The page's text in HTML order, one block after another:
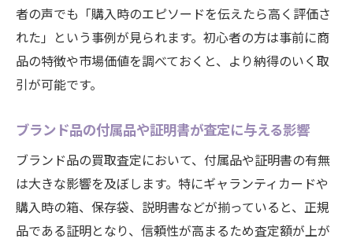
者の声でも「購入時のエピソードを伝えたら高く評価さ
れた」という事例が見られます。初心者の方は事前に商
品の特徴や市場価値を調べておくと、より納得のいく取
引が可能です。
ブランド品の付属品や証明書が査定に与える影響
ブランド品の買取査定において、付属品や証明書の有無
は大きな影響を及ぼします。特にギャランティカードや
購入時の箱、保存袋、説明書などが揃っていると、正規
品である証明となり、信頼性が高まるため査定額が上が